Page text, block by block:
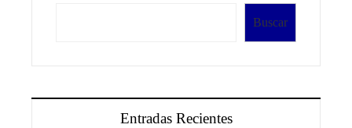
Buscar
Entradas Recientes